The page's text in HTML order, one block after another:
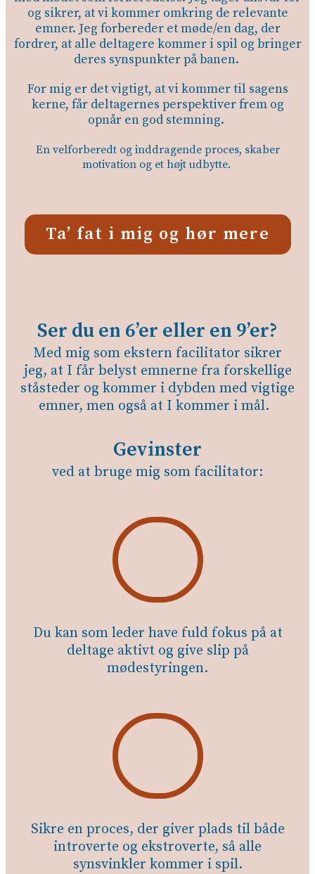
og sikrer, at vi kommer omkring de relevante
emner. Jeg forbereder et møde/en dag, der
fordrer, at alle deltagere kommer i spil og bringer
deres synspunkter på banen.
For mig er det vigtigt, at vi kommer til sagens
kerne, får deltagernes perspektiver frem og
opnår en god stemning.
En velforberedt og inddragende proces, skaber
motivation og et højt udbytte.
Ta’ fat i mig og hør mere
Ser du en 6’er eller en 9’er?
Med mig som ekstern facilitator sikrer
jeg, at I får belyst emnerne fra forskellige
ståsteder og kommer i dybden med vigtige
emner, men også at I kommer i mål.
Gevinster
ved at bruge mig som facilitator:
Du kan som leder have fuld fokus på at
deltage aktivt og give slip på
mødestyringen.
Sikre en proces, der giver plads til både
introverte og ekstroverte, så alle
synsvinkler kommer i spil.